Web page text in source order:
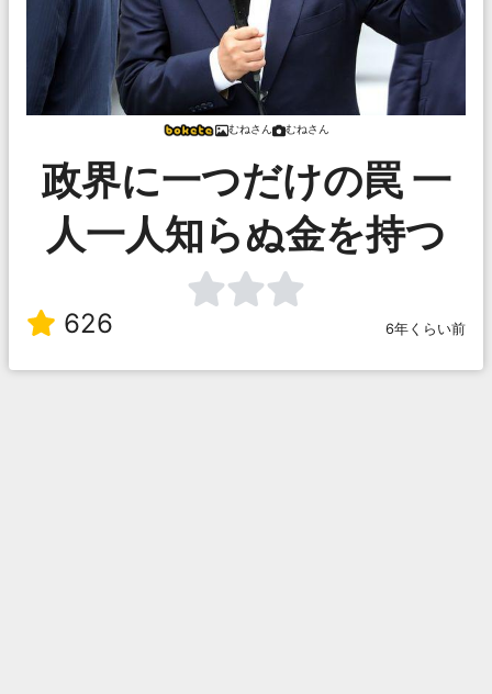
むねさん むねさん
政界に一つだけの罠 一
人一人知らぬ金を持つ
626 6年くらい前